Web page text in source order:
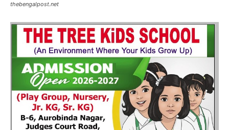
thebengalpost.net